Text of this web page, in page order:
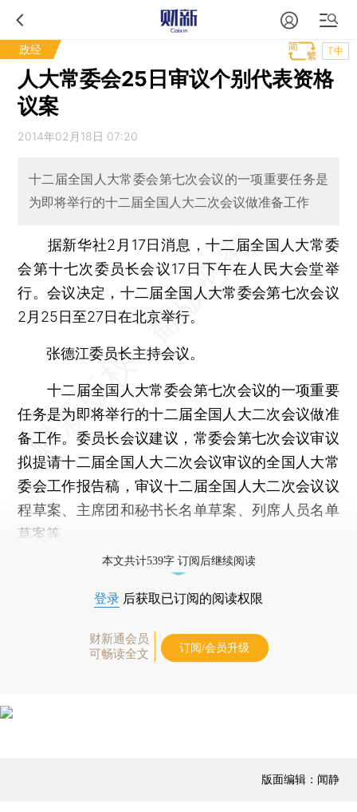
政经 T中
人大常委会25日审议个别代表资格
议案
2014年02月18日 07:20
十二届全国人大常委会第七次会议的一项重要任务是
为即将举行的十二届全国人大二次会议做准备工作
据新华社2月17日消息，十二届全国人大常委
会第十七次委员长会议17日下午在人民大会堂举
行。会议决定，十二届全国人大常委会第七次会议
2月25日至27日在北京举行。
张德江委员长主持会议。
十二届全国人大常委会第七次会议的一项重要
任务是为即将举行的十二届全国人大二次会议做准
备工作。委员长会议建议，常委会第七次会议审议
拟提请十二届全国人大二次会议审议的全国人大常
委会工作报告稿，审议十二届全国人大二次会议议
程草案、主席团和秘书长名单草案、列席人员名单
草案等。
本文共计539字 订阅后继续阅读
登录 后获取已订阅的阅读权限
财新通会员
可畅读全文
订阅/会员升级
版面编辑：闻静